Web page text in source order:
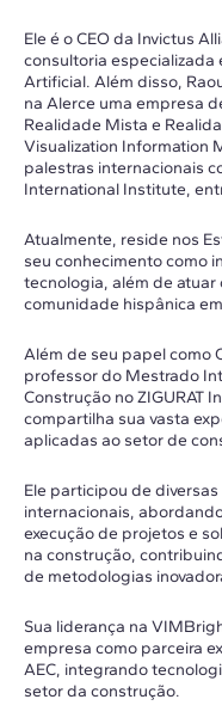
Ele é o CEO da Invictus
consultoria especializada
Artificial. Além disso,
na Alerce uma empresa
Realidade Mista e
Visualization Information
palestras internacionais
International Institute,
Atualmente, reside nos
seu conhecimento como
tecnologia, além de
comunidade hispânica
Além de seu papel como
professor do Mestrado
Construção no ZIGURAT
compartilha sua vasta
aplicadas ao setor de
Ele participou de
internacionais,
execução de projetos e
na construção,
de metodologias
Sua liderança na
empresa como parceira
AEC, integrando
setor da construção.